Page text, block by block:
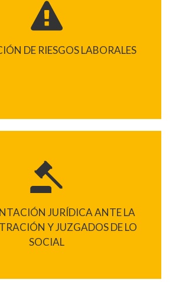
DE RIESGOS LABORALES
JURÍDICA ANTE LA
Y JUZGADOS DE LO
SOCIAL